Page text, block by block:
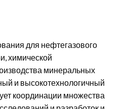
для нефтегазового
химической
минеральных
и высокотехнологичный
координации множества